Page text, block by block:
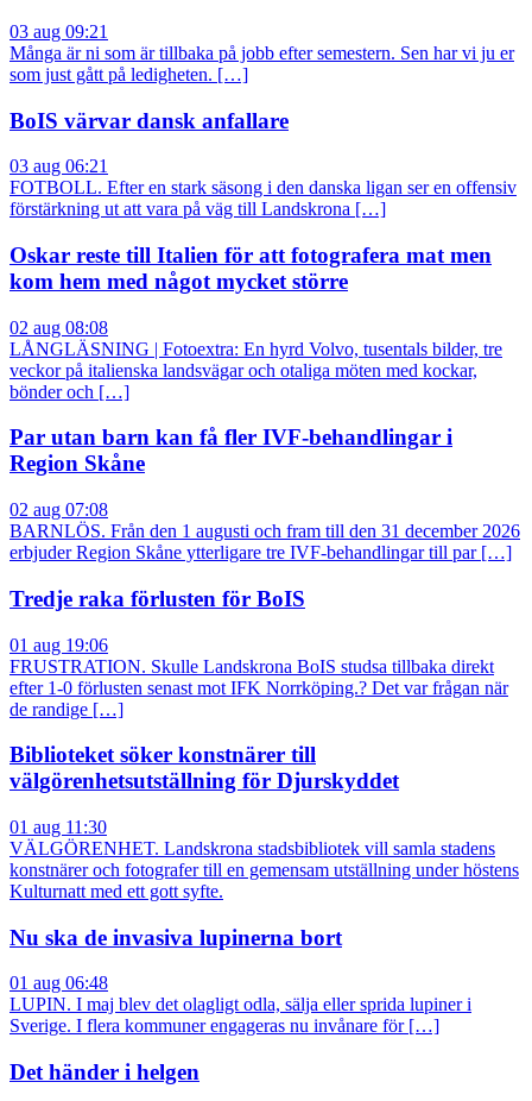
03 aug 09:21
Många är ni som är tillbaka på jobb efter semestern. Sen har vi ju er
som just gått på ledigheten. […]
BoIS värvar dansk anfallare
03 aug 06:21
FOTBOLL. Efter en stark säsong i den danska ligan ser en offensiv
förstärkning ut att vara på väg till Landskrona […]
Oskar reste till Italien för att fotografera mat men
kom hem med något mycket större
02 aug 08:08
LÅNGLÄSNING | Fotoextra: En hyrd Volvo, tusentals bilder, tre
veckor på italienska landsvägar och otaliga möten med kockar,
bönder och […]
Par utan barn kan få fler IVF-behandlingar i
Region Skåne
02 aug 07:08
BARNLÖS. Från den 1 augusti och fram till den 31 december 2026
erbjuder Region Skåne ytterligare tre IVF-behandlingar till par […]
Tredje raka förlusten för BoIS
01 aug 19:06
FRUSTRATION. Skulle Landskrona BoIS studsa tillbaka direkt
efter 1-0 förlusten senast mot IFK Norrköping.? Det var frågan när
de randige […]
Biblioteket söker konstnärer till
välgörenhetsutställning för Djurskyddet
01 aug 11:30
VÄLGÖRENHET. Landskrona stadsbibliotek vill samla stadens
konstnärer och fotografer till en gemensam utställning under höstens
Kulturnatt med ett gott syfte.
Nu ska de invasiva lupinerna bort
01 aug 06:48
LUPIN. I maj blev det olagligt odla, sälja eller sprida lupiner i
Sverige. I flera kommuner engageras nu invånare för […]
Det händer i helgen